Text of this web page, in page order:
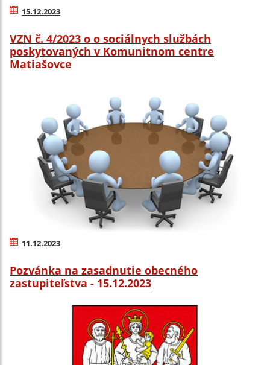
15.12.2023
VZN č. 4/2023 o o sociálnych službách
poskytovaných v Komunitnom centre
Matiašovce
11.12.2023
Pozvánka na zasadnutie obecného
zastupiteľstva - 15.12.2023